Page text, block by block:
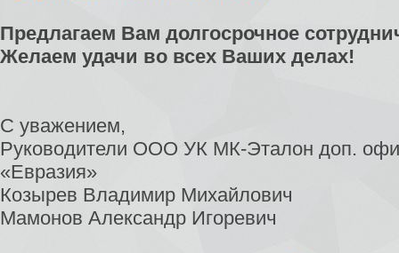
Предлагаем Вам долгосрочное
Желаем удачи во всех Ваших делах!
С уважением,
Руководители ООО УК МК-Эталон доп.
«Евразия»
Козырев Владимир Михайлович
Мамонов Александр Игоревич